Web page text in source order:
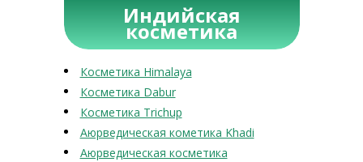
Индийская
косметика
Косметика Himalaya
Косметика Dabur
Косметика Trichup
Аюрведическая кометика Khadi
Аюрведическая косметика